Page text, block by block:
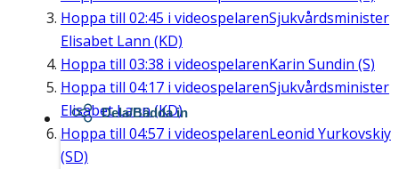
Hoppa till 02:45 i videospelarenSjukvårdsminister
Elisabet Lann (KD)
Hoppa till 03:38 i videospelarenKarin Sundin (S)
Hoppa till 04:17 i videospelarenSjukvårdsminister
Elisabet Lann (KD)
Hoppa till 04:57 i videospelarenLeonid Yurkovskiy
(SD)
Dela/Bädda in